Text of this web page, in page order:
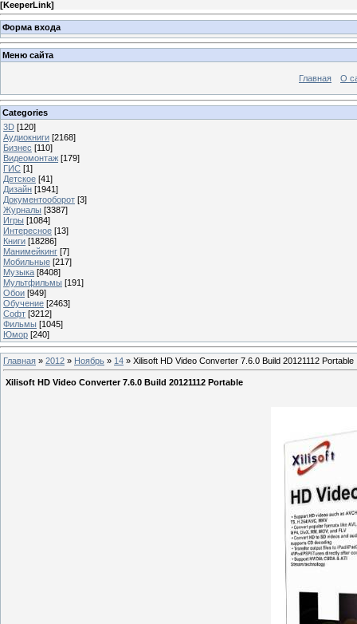
[KeeperLink]
Форма входа
Меню сайта
Главная О
Categories
3D [120]
Аудиокниги [2168]
Бизнес [110]
Видеомонтаж [179]
ГИС [1]
Детское [41]
Дизайн [1941]
Документооборот [3]
Журналы [3387]
Игры [1084]
Интересное [13]
Книги [18286]
Манимейкинг [7]
Мобильные [217]
Музыка [8408]
Мультфильмы [191]
Обои [949]
Обучение [2463]
Софт [3212]
Фильмы [1045]
Юмор [240]
Главная » 2012 » Ноябрь » 14 » Xilisoft HD Video Converter 7.6.0 Build 20121112 Portable
Xilisoft HD Video Converter 7.6.0 Build 20121112 Portable